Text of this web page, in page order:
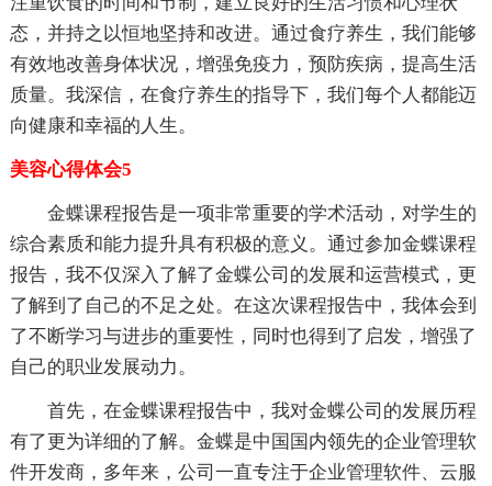
态，并持之以恒地坚持和改进。通过食疗养生，我们能够
有效地改善身体状况，增强免疫力，预防疾病，提高生活
质量。我深信，在食疗养生的指导下，我们每个人都能迈
向健康和幸福的人生。
美容心得体会5
金蝶课程报告是一项非常重要的学术活动，对学生的
综合素质和能力提升具有积极的意义。通过参加金蝶课程
报告，我不仅深入了解了金蝶公司的发展和运营模式，更
了解到了自己的不足之处。在这次课程报告中，我体会到
了不断学习与进步的重要性，同时也得到了启发，增强了
自己的职业发展动力。
首先，在金蝶课程报告中，我对金蝶公司的发展历程
有了更为详细的了解。金蝶是中国国内领先的企业管理软
件开发商，多年来，公司一直专注于企业管理软件、云服